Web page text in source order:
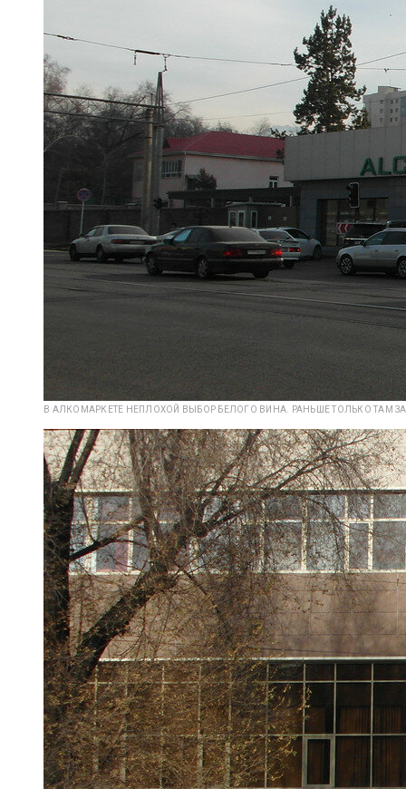
В АЛКОМАРКЕТЕ НЕПЛОХОЙ ВЫБОР БЕЛОГО ВИНА. РАНЬШЕ ТОЛЬКО ТАМ